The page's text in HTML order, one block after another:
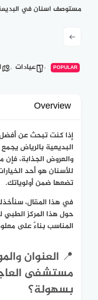
مستوصف اسنان في
POPULAR عيادات
Overview
إذا كنت تبحث عن
البديعية بالرياض
والعروض الجذابة،
للأسنان هو أحد
تضعها ضمن أولوياتك.
في هذا المقال،
حول هذا المركز الطبي
المناسب بناءً على
📍 العنوان
مستشفى
بسهولة؟